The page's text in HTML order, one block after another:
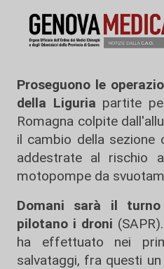
Proseguono le
della Liguria partite
Romagna colpite
il cambio della sezione
addestrate al rischio
motopompe da
Domani sarà il
pilotano i droni
ha effettuato nei
salvataggi, fra questi